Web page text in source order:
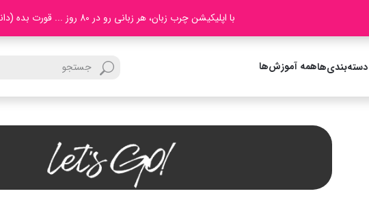
با اپلیکیشن چرب زبان، هر زبانی رو در 80 روز ... قورت بده (دانلود)
دسته‌بندی‌هاهمه آموزش‌ها